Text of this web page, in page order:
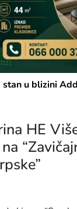
stan u blizini
HE